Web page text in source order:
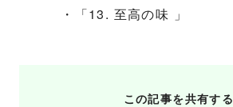
・「13. 至高の味 」
この記事を共有する